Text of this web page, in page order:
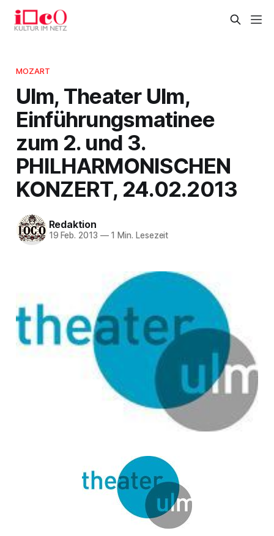
MOZART
Ulm, Theater Ulm,
Einführungsmatinee
zum 2. und 3.
PHILHARMONISCHEN
KONZERT, 24.02.2013
Redaktion
19 Feb. 2013 —1 Min. Lesezeit